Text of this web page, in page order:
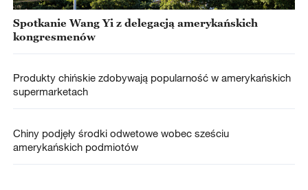
Spotkanie Wang Yi z delegacją amerykańskich
kongresmenów
Produkty chińskie zdobywają popularność w amerykańskich
supermarketach
Chiny podjęły środki odwetowe wobec sześciu
amerykańskich podmiotów